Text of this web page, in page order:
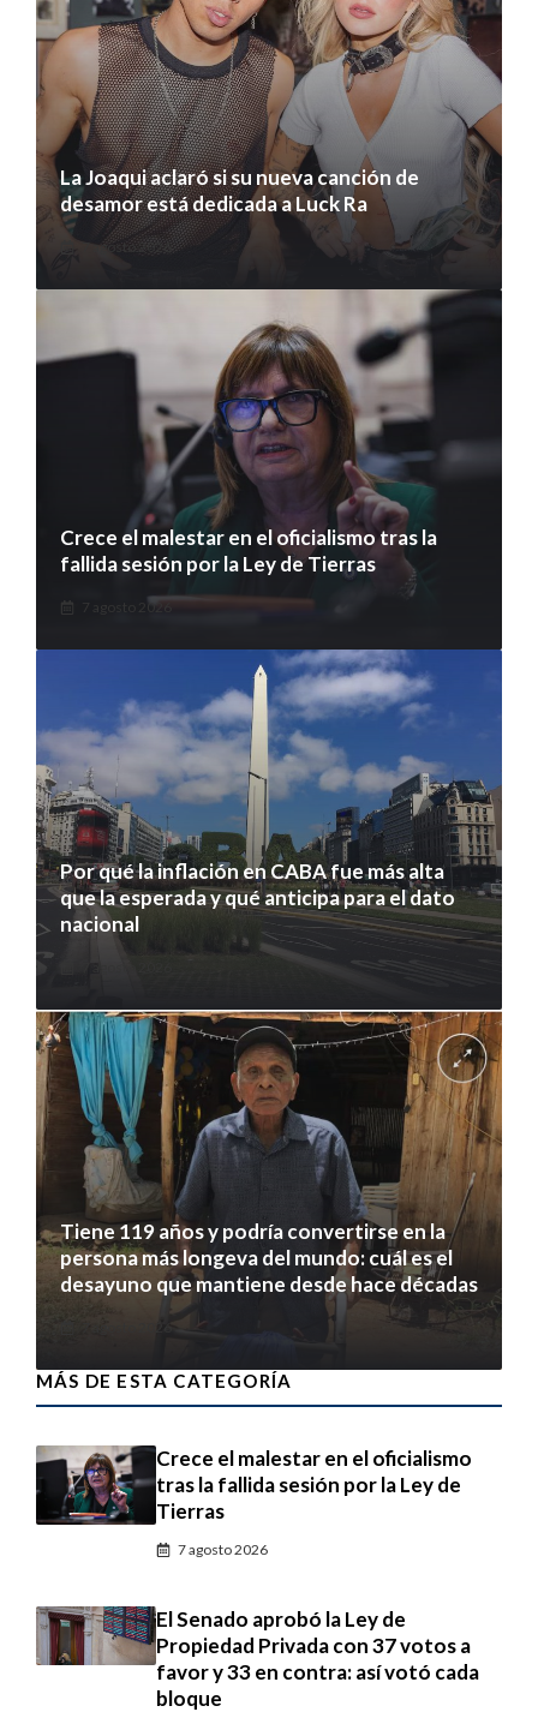
La Joaqui aclaró si su nueva canción de
desamor está dedicada a Luck Ra
7 agosto 2026
Crece el malestar en el oficialismo tras la
fallida sesión por la Ley de Tierras
7 agosto 2026
Por qué la inflación en CABA fue más alta
que la esperada y qué anticipa para el dato
nacional
Tiene 119 años y podría convertirse en la
persona más longeva del mundo: cuál es el
desayuno que mantiene desde hace décadas
MÁS DE ESTA CATEGORÍA
Crece el malestar en el oficialismo
tras la fallida sesión por la Ley de
Tierras
7 agosto 2026
El Senado aprobó la Ley de
Propiedad Privada con 37 votos a
favor y 33 en contra: así votó cada
bloque